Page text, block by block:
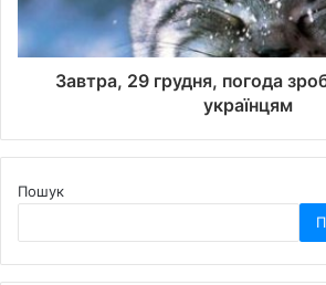
Завтра, 29 грудня, погода
українцям
Пошук